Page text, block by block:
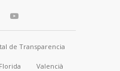
de Transparencia
Valencià